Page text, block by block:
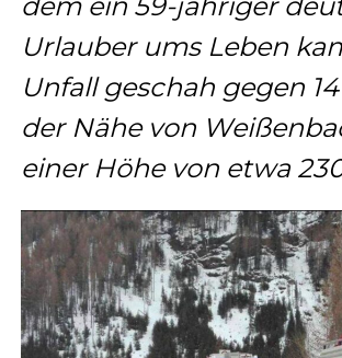
Urlauber ums Leben
Unfall geschah gegen
der Nähe von
einer Höhe von etwa